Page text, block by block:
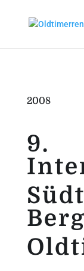
2008
9.